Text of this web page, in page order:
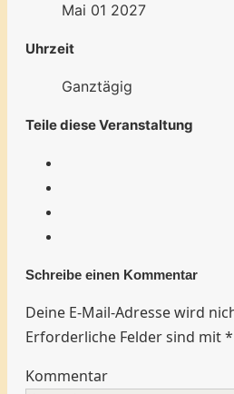
Mai 01 2027
Uhrzeit
Ganztägig
Teile diese Veranstaltung
Schreibe einen Kommentar
Deine E-Mail-Adresse wird
Erforderliche Felder sind mit*
Kommentar